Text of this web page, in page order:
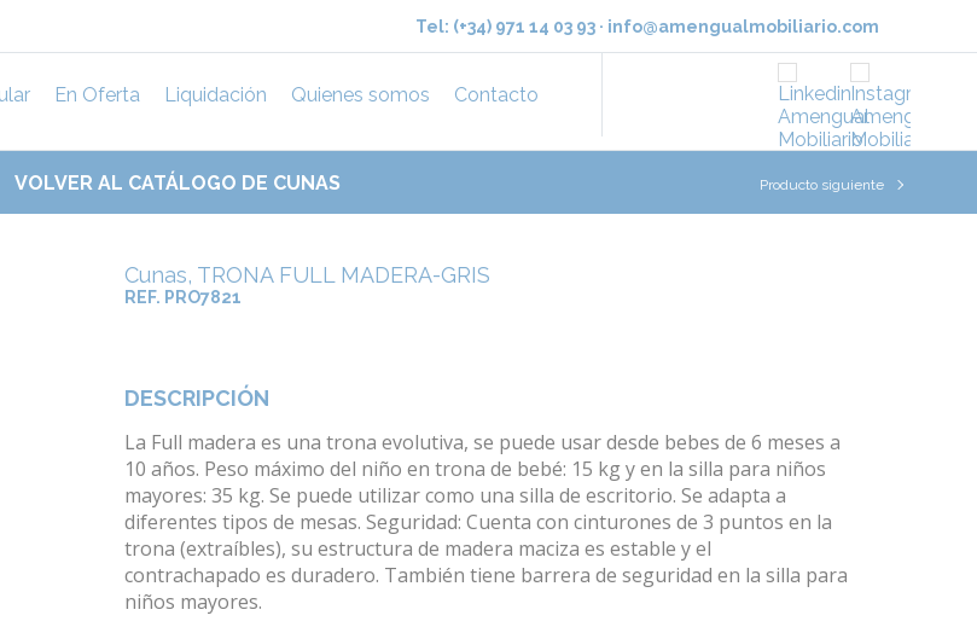
Tel: (+34) 971 14 03 93 · info@amengualmobiliario.com
En Oferta Liquidación Quienes somos Contacto
VOLVER AL CATÁLOGO DE CUNAS Producto siguiente
Cunas, TRONA FULL MADERA-GRIS
REF. PRO7821
DESCRIPCIÓN
La Full madera es una trona evolutiva, se puede usar desde bebes de 6 meses a
10 años. Peso máximo del niño en trona de bebé: 15 kg y en la silla para niños
mayores: 35 kg. Se puede utilizar como una silla de escritorio. Se adapta a
diferentes tipos de mesas. Seguridad: Cuenta con cinturones de 3 puntos en la
trona (extraíbles), su estructura de madera maciza es estable y el
contrachapado es duradero. También tiene barrera de seguridad en la silla para
niños mayores.